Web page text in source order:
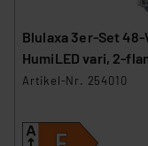
Blulaxa 3er-Set
HumiLED vari, 2-
Artikel-Nr. 254010